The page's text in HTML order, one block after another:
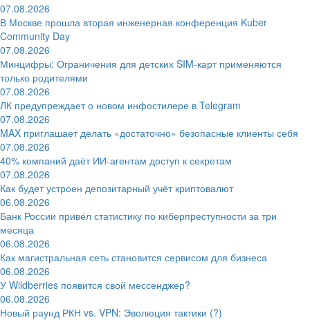
07.08.2026
В Москве прошла вторая инженерная конференция Kuber
Community Day
07.08.2026
Минцифры: Ограничения для детских SIM-карт применяются
только родителями
07.08.2026
ЛК предупреждает о новом инфостилере в Telegram
07.08.2026
MAX приглашает делать «достаточно» безопасные клиенты себя
07.08.2026
40% компаний даёт ИИ‑агентам доступ к секретам
07.08.2026
Как будет устроен депозитарный учёт криптовалют
06.08.2026
Банк России привёл статистику по киберпреступности за три
месяца
06.08.2026
Как магистральная сеть становится сервисом для бизнеса
06.08.2026
У Wildberries появится свой мессенджер?
06.08.2026
Новый раунд РКН vs. VPN: Эволюция тактики (?)